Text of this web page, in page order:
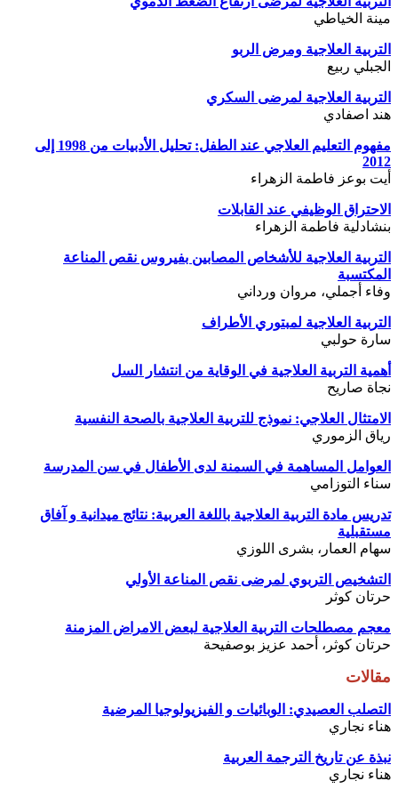
مينة الخياطي
التربية العلاجية ومرض الربو
الجبلي ربيع
التربية العلاجية لمرضى السكري
هند اصفادي
مفهوم التعليم العلاجي عند الطفل: تحليل الأدبيات من 1998 إلى
2012
أيت بوعز فاطمة الزهراء
الاحتراق الوظيفي عند القابلات
بنشادلية فاطمة الزهراء
التربية العلاجية للأشخاص المصابين بفيروس نقص المناعة
المكتسبة
وفاء أجملي، مروان ورداني
التربية العلاجية لمبتوري الأطراف
سارة حولبي
أهمية التربية العلاجية في الوقاية من انتشار السل
نجاة صاريح
الامتثال العلاجي: نموذج للتربية العلاجية بالصحة النفسية
رياق الزموري
العوامل المساهمة في السمنة لدى الأطفال في سن المدرسة
سناء التوزامي
تدريس مادة التربية العلاجية باللغة العربية: نتائج ميدانية و آفاق
مستقبلية
سهام العمار، بشرى اللوزي
التشخيص التربوي لمرضى نقص المناعة الأولي
حرتان كوثر
معجم مصطلحات التربية العلاجية لبعض الامراض المزمنة
حرتان كوثر، أحمد عزيز بوصفيحة
مقالات
التصلب العصيدي: الوبائيات و الفيزيولوجيا المرضية
هناء نجاري
نبذة عن تاريخ الترجمة العربية
هناء نجاري